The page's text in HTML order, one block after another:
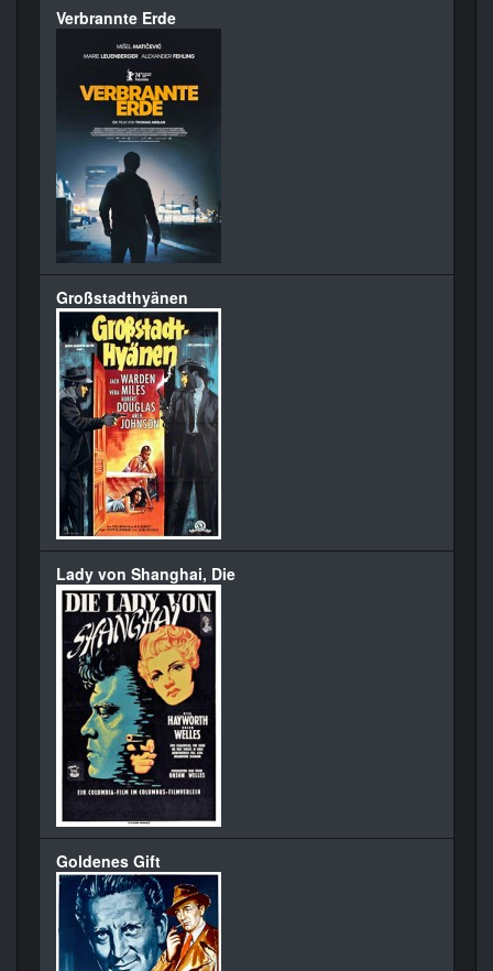
Verbrannte Erde
Großstadthyänen
Lady von Shanghai, Die
Goldenes Gift